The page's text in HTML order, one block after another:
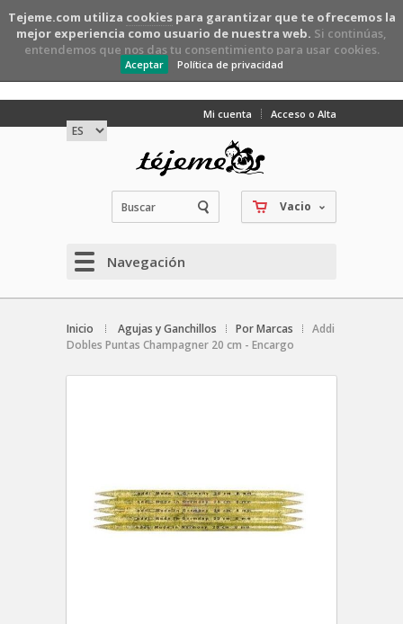
Tejeme.com utiliza cookiespara garantizar que te ofrecemos la
mejor experiencia como usuario de nuestra web. Si continúas,
entendemos que nos das tu consentimiento para usar cookies.
Aceptar Política de privacidad
Mi cuenta Acceso o Alta
Vacio
Navegación
Inicio Agujas y Ganchillos Por Marcas
Addi
Dobles Puntas Champagner 20 cm - Encargo